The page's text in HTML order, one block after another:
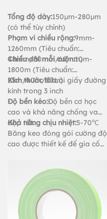
Tổng độ dày:150μm-280μm
(có thể tùy chỉnh)
Phạm vi chiều rộng:9mm-
1260mm (Tiêu chuẩn:
48mm/50mm/60mm)
Chiều dài mỗi cuộn:10m-
1800m (Tiêu chuẩn:
25m/40m/50m)
Kích thước lõi:Lõi giấy đường
kính trong 3 inch
Độ bền kéo:Độ bền cơ học
cao và khả năng chống va
đập tốt.
Khả năng chịu nhiệt:5-70℃
Băng keo đóng gói cường độ
cao được thiết kế để gia cố
gói chịu tải nặng, nối và cố
định thảm.